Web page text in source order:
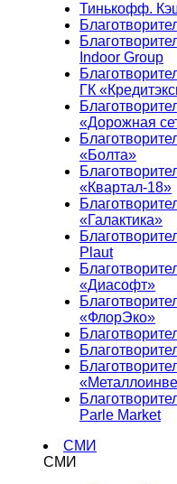
Тинькофф.
Indoor Group
ГК
«Дорожная
«Болта»
«Квартал-18»
«Галактика»
Plaut
«Диасофт»
«ФлорЭко»
Parle Market
СМИ
СМИ